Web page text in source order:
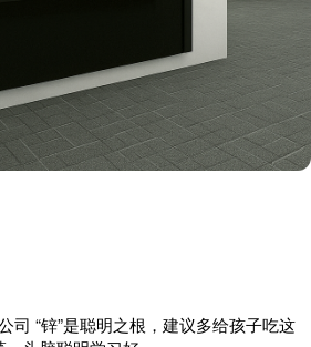
司 “锌”是聪明之根，建议多给孩子吃这